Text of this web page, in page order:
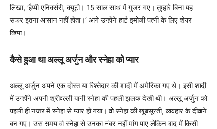
लिखा, ‘हैप्पी एनिवर्सरी, क्यूटी। 15 साल साथ में गुजर गए। तुम्हारे बिना यह
सफर इतना आसान नहीं होता।’ आगे उन्होंने हार्ट इमोजी पत्नी के लिए शेयर
किया।
कैसे हुआ था अल्लू अर्जुन और स्नेहा को प्यार
अल्लू अर्जुन अपने एक दोस्त या रिश्तेदार की शादी में अमेरिका गए थे। इसी शादी
में उन्होंने अपनी श्रीवल्ली यानी स्नेहा की पहली झलक देखी थी। अल्लू अर्जुन को
पहली ही नजर में स्नेहा से प्यार हो गया। वो स्नेहा की खूबसूरती, व्यवहार के दीवाने
बन गए। उस समय वो स्नेहा से उनका नंबर नहीं मांग पाए लेकिन बाद में किसी